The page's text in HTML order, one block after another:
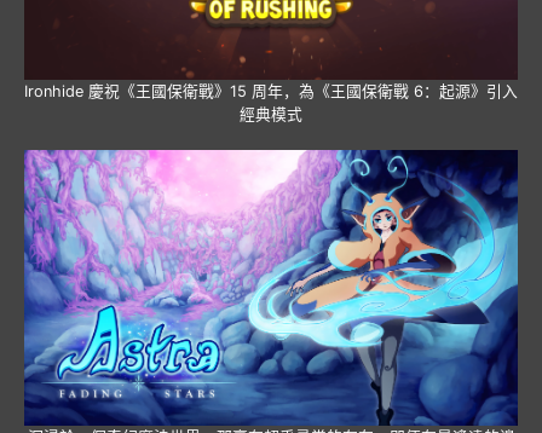
Ironhide 慶祝《王國保衛戰》15 周年，為《王國保衛戰 6：起源》引入
經典模式